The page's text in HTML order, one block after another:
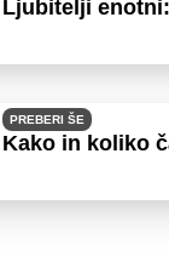
Ljubitelji
svetu!
PREBERI ŠE
Kako in koliko